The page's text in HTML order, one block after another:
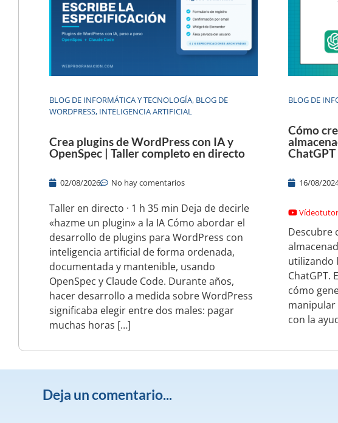
BLOG DE INFORMÁTICA Y TECNOLOGÍA, BLOG DE
WORDPRESS, INTELIGENCIA ARTIFICIAL
Crea plugins de WordPress con IA y
OpenSpec | Taller completo en directo
02/08/2026 No hay comentarios
Taller en directo · 1 h 35 min Deja de decirle
«hazme un plugin» a la IA Cómo abordar el
desarrollo de plugins para WordPress con
inteligencia artificial de forma ordenada,
documentada y mantenible, usando
OpenSpec y Claude Code. Durante años,
hacer desarrollo a medida sobre WordPress
significaba elegir entre dos males: pagar
muchas horas […]
BLOG DE
Cómo
ChatGPT
16/08/
Descubre
utilizando
ChatGPT.
cómo
manipular
con la
Deja un comentario...